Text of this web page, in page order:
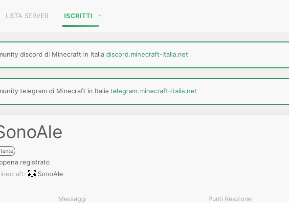
LISTA SERVER ISCRITTI
discord di Minecraft in Italia discord.minecraft-italia.net
telegram di Minecraft in Italia telegram.minecraft-italia.net
registrato
SonoAle
Messaggi Punti Reazione